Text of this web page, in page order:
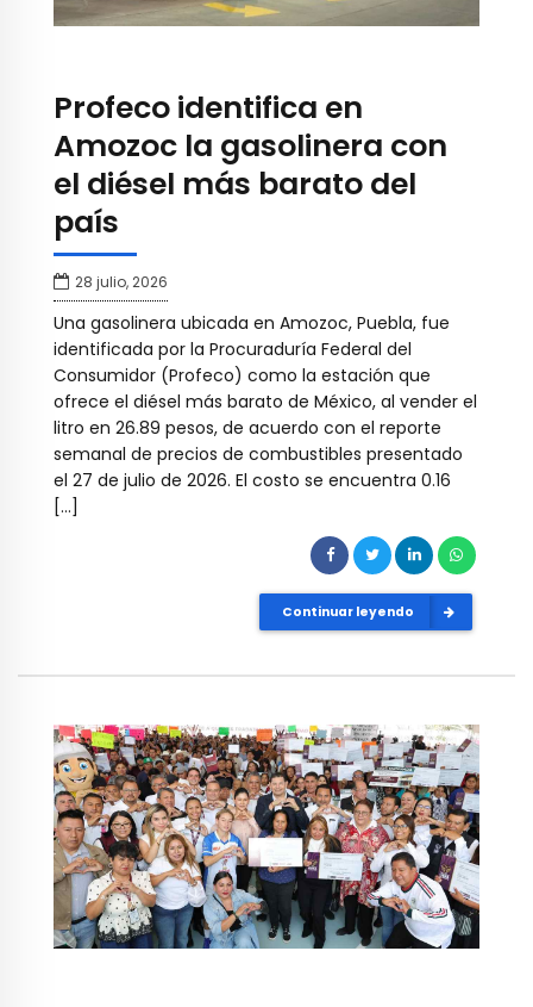
Profeco identifica en
Amozoc la gasolinera con
el diésel más barato del
país
28 julio, 2026
Una gasolinera ubicada en Amozoc, Puebla, fue
identificada por la Procuraduría Federal del
Consumidor (Profeco) como la estación que
ofrece el diésel más barato de México, al vender el
litro en 26.89 pesos, de acuerdo con el reporte
semanal de precios de combustibles presentado
el 27 de julio de 2026. El costo se encuentra 0.16
[…]
Continuar leyendo